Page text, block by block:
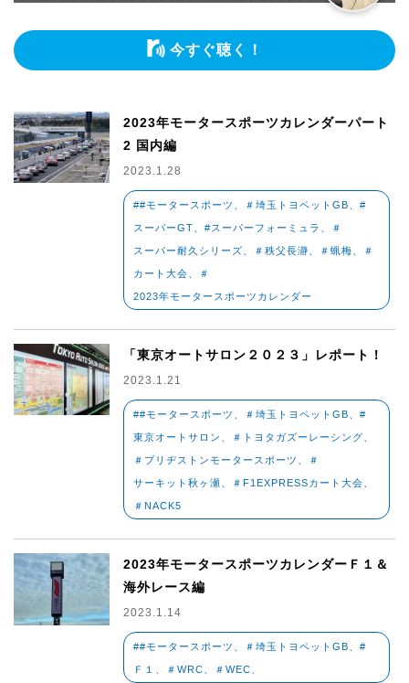
今すぐ聴く！
2023年モータースポーツカレンダーパート
2 国内編
2023.1.28
##モータースポーツ、＃埼玉トヨペットGB、#
スーパーGT、#スーパーフォーミュラ、＃
スーパー耐久シリーズ、＃秩父長瀞、＃蝋梅、＃
カート大会、＃
2023年モータースポーツカレンダー
「東京オートサロン２０２３」レポート！
2023.1.21
##モータースポーツ、＃埼玉トヨペットGB、#
東京オートサロン、＃トヨタガズーレーシング、
＃ブリヂストンモータースポーツ、＃
サーキット秋ヶ瀬、＃F1EXPRESSカート大会、
＃NACK5
2023年モータースポーツカレンダーＦ１＆
海外レース編
2023.1.14
##モータースポーツ、＃埼玉トヨペットGB、#
Ｆ１、＃WRC、＃WEC、